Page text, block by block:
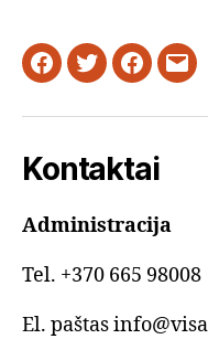
Facebook
TwitterInstagram
Kontaktai
Administracija
Tel. +370 665 98008
El. paštas